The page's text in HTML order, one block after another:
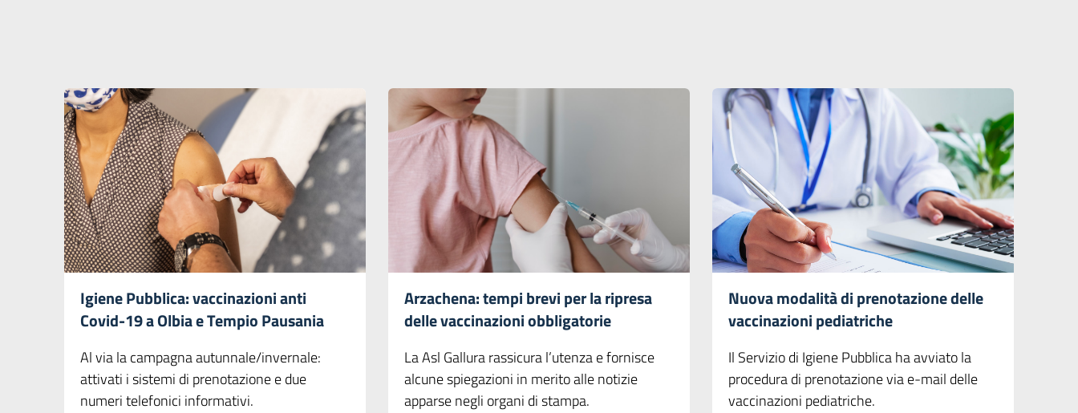
Igiene Pubblica: vaccinazioni anti
Covid-19 a Olbia e Tempio Pausania
Al via la campagna autunnale/invernale:
attivati i sistemi di prenotazione e due
numeri telefonici informativi.
Arzachena: tempi brevi per la ripresa
delle vaccinazioni obbligatorie
La Asl Gallura rassicura l’utenza e fornisce
alcune spiegazioni in merito alle notizie
apparse negli organi di stampa.
Nuova modalità di prenotazione delle
vaccinazioni pediatriche
Il Servizio di Igiene Pubblica ha avviato la
procedura di prenotazione via e-mail delle
vaccinazioni pediatriche.